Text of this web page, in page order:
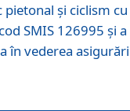
și ciclism cu
SMIS 126995 și a
în vederea